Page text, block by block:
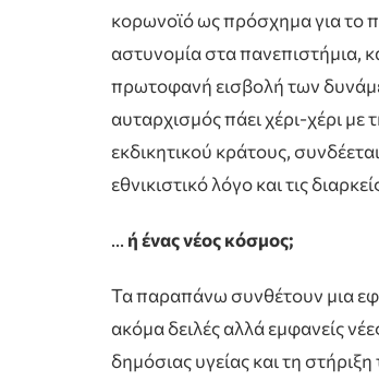
κορωνοϊό ως πρόσχημα για το
αστυνομία στα πανεπιστήμια,
πρωτοφανή εισβολή των
αυταρχισμός πάει χέρι-χέρι
εκδικητικού κράτους,
εθνικιστικό λόγο και τις
… ή ένας νέος κόσμος;
Τα παραπάνω συνθέτουν μια
ακόμα δειλές αλλά εμφανείς
δημόσιας υγείας και τη